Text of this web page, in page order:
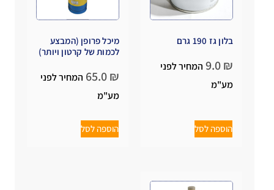
בלון גז 190 גרם
₪
המחיר לפני
מע"מ
הוספה לסל
מיכל פרופן (המבצע
לכמות של קרטון ויותר)
₪
המחיר לפני
מע"מ
הוספה לסל